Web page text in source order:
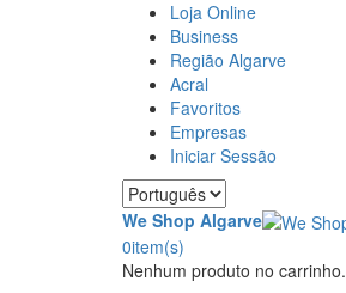
Loja Online
Business
Região Algarve
Acral
Favoritos
Empresas
Iniciar Sessão
We Shop Algarve
0item(s)
Nenhum produto no carrinho.